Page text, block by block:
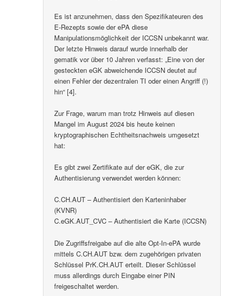
Es ist anzunehmen, dass den Spezifikateuren des
E-Rezepts sowie der ePA diese
Manipulationsmöglichkeit der ICCSN unbekannt war.
Der letzte Hinweis darauf wurde innerhalb der
gematik vor über 10 Jahren verfasst: „Eine von der
gesteckten eGK abweichende ICCSN deutet auf
einen Fehler der dezentralen TI oder einen Angriff (!)
hin“ [4].
Zur Frage, warum man trotz Hinweis auf diesen
Mangel im August 2024 bis heute keinen
kryptographischen Echtheitsnachweis umgesetzt
hat:
Es gibt zwei Zertifikate auf der eGK, die zur
Authentisierung verwendet werden können:
C.CH.AUT – Authentisiert den Karteninhaber
(KVNR)
C.eGK.AUT_CVC – Authentisiert die Karte (ICCSN)
Die Zugriffsfreigabe auf die alte Opt-In-ePA wurde
mittels C.CH.AUT bzw. dem zugehörigen privaten
Schlüssel PrK.CH.AUT erteilt. Dieser Schlüssel
muss allerdings durch Eingabe einer PIN
freigeschaltet werden.